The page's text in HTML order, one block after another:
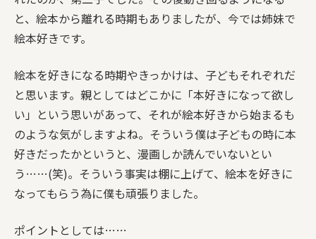
と、絵本から離れる時期もありましたが、今では姉妹で
絵本好きです。
絵本を好きになる時期やきっかけは、子どもそれぞれだ
と思います。親としてはどこかに「本好きになって欲し
い」という思いがあって、それが絵本好きから始まるも
のような気がしますよね。そういう僕は子どもの時に本
好きだったかというと、漫画しか読んでいないとい
う……(笑)。そういう事実は棚に上げて、絵本を好きに
なってもらう為に僕も頑張りました。
ポイントとしては……